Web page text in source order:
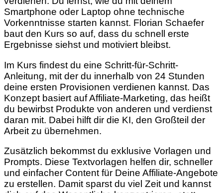
Smartphone oder Laptop ohne technische
Vorkenntnisse starten kannst. Florian Schaefer
baut den Kurs so auf, dass du schnell erste
Ergebnisse siehst und motiviert bleibst.
Im Kurs findest du eine Schritt-für-Schritt-
Anleitung, mit der du innerhalb von 24 Stunden
deine ersten Provisionen verdienen kannst. Das
Konzept basiert auf Affiliate-Marketing, das heißt
du bewirbst Produkte von anderen und verdienst
daran mit. Dabei hilft dir die KI, den Großteil der
Arbeit zu übernehmen.
Zusätzlich bekommst du exklusive Vorlagen und
Prompts. Diese Textvorlagen helfen dir, schneller
und einfacher Content für Deine Affiliate-Angebote
zu erstellen. Damit sparst du viel Zeit und kannst